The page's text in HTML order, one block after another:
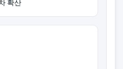
확산